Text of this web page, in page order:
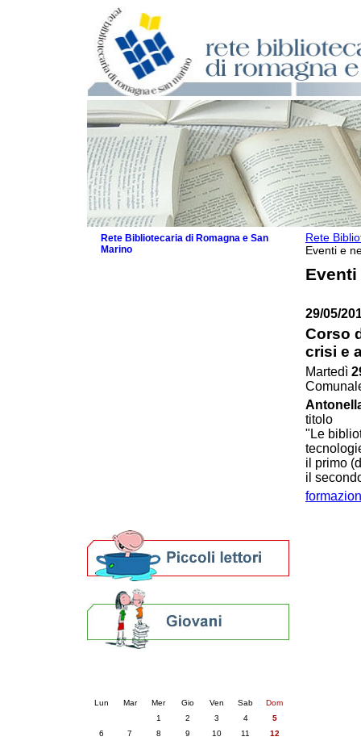
Rete
Eventi e
Eventi
29/05/
Corso
crisi e
Martedì
titolo
"Le
il primo
il
Rete Bibliotecaria di Romagna e San
Marino
Lun Mar Mer Gio Ven Sab
Dom
1
2 3 4
5
6
7 8 9 10 11
12